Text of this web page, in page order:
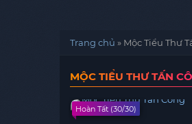
Trang chủ » Mộc Tiểu Thư
MỘC TIỂU THƯ TẤN
Hoàn Tất (30/30)